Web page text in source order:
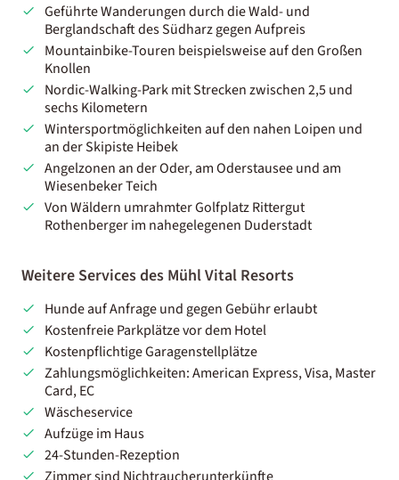
Geführte Wanderungen durch die Wald- und
Berglandschaft des Südharz gegen Aufpreis
Mountainbike-Touren beispielsweise auf den Großen
Knollen
Nordic-Walking-Park mit Strecken zwischen 2,5 und
sechs Kilometern
Wintersportmöglichkeiten auf den nahen Loipen und
an der Skipiste Heibek
Angelzonen an der Oder, am Oderstausee und am
Wiesenbeker Teich
Von Wäldern umrahmter Golfplatz Rittergut
Rothenberger im nahegelegenen Duderstadt
Weitere Services des Mühl Vital Resorts
Hunde auf Anfrage und gegen Gebühr erlaubt
Kostenfreie Parkplätze vor dem Hotel
Kostenpflichtige Garagenstellplätze
Zahlungsmöglichkeiten: American Express, Visa, Master
Card, EC
Wäscheservice
Aufzüge im Haus
24-Stunden-Rezeption